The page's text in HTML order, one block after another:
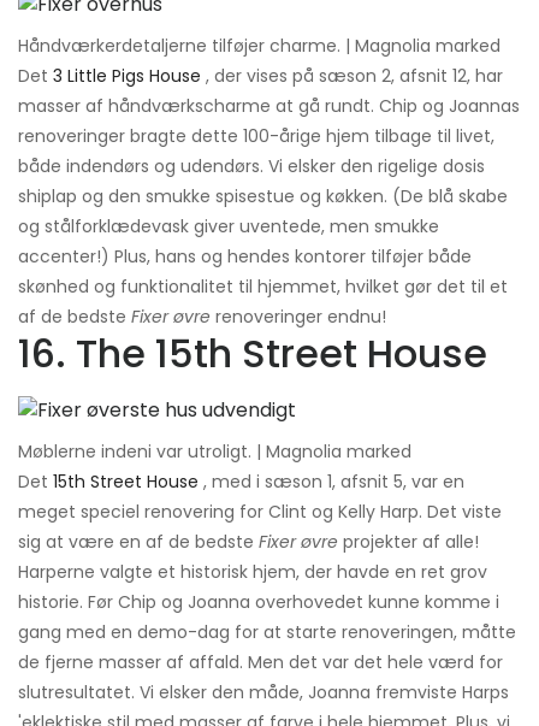
Håndværkerdetaljerne tilføjer charme. | Magnolia marked
Det 3 Little Pigs House , der vises på sæson 2, afsnit 12, har
masser af håndværkscharme at gå rundt. Chip og Joannas
renoveringer bragte dette 100-årige hjem tilbage til livet,
både indendørs og udendørs. Vi elsker den rigelige dosis
shiplap og den smukke spisestue og køkken. (De blå skabe
og stålforklædevask giver uventede, men smukke
accenter!) Plus, hans og hendes kontorer tilføjer både
skønhed og funktionalitet til hjemmet, hvilket gør det til et
af de bedste Fixer øvre renoveringer endnu!
16. The 15th Street House
Møblerne indeni var utroligt. | Magnolia marked
Det 15th Street House , med i sæson 1, afsnit 5, var en
meget speciel renovering for Clint og Kelly Harp. Det viste
sig at være en af ​​de bedste Fixer øvre projekter af alle!
Harperne valgte et historisk hjem, der havde en ret grov
historie. Før Chip og Joanna overhovedet kunne komme i
gang med en demo-dag for at starte renoveringen, måtte
de fjerne masser af affald. Men det var det hele værd for
slutresultatet. Vi elsker den måde, Joanna fremviste Harps